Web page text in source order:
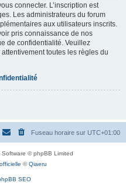
connecter. L’inscription est
Les administrateurs du forum
aux utilisateurs inscrits.
pris connaissance de nos
de confidentialité. Veuillez
toutes les règles du
Fuseau horaire sur UTC+01:00
Software © phpBB Limited
©Qiaeru
SEO